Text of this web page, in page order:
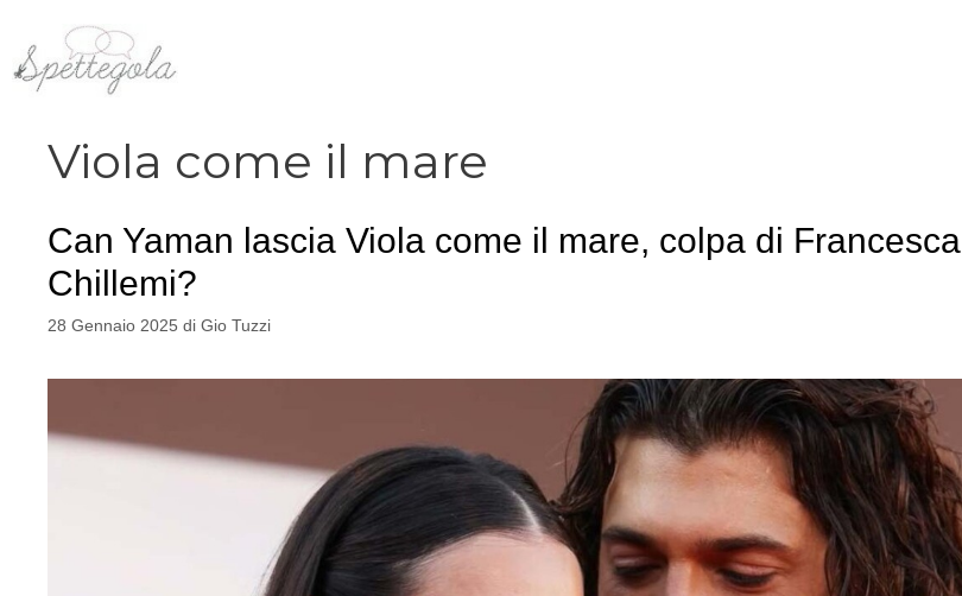
contenuto
Viola come il mare
Can Yaman lascia Viola come il mare, colpa di Francesca
Chillemi?
28 Gennaio 2025 di Gio Tuzzi